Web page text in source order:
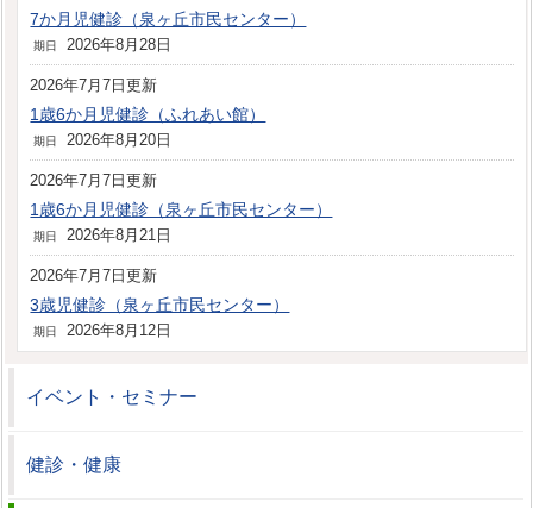
7か月児健診（泉ヶ丘市民センター）
期日 2026年8月28日
2026年7月7日更新
1歳6か月児健診（ふれあい館）
期日 2026年8月20日
2026年7月7日更新
1歳6か月児健診（泉ヶ丘市民センター）
期日 2026年8月21日
2026年7月7日更新
3歳児健診（泉ヶ丘市民センター）
期日 2026年8月12日
イベント・セミナー
健診・健康